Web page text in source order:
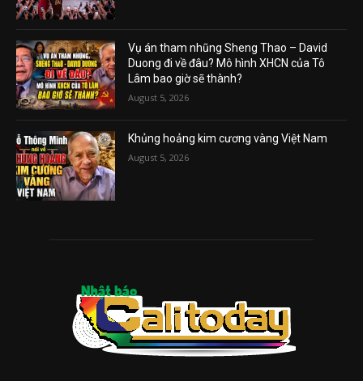
Vụ án tham nhũng Sheng Thao – David
Duong đi về đâu? Mô hình XHCN của Tô
Lâm bao giờ sẽ thành?
August 5, 2026
Khủng hoảng kim cương vàng Việt Nam
August 5, 2026